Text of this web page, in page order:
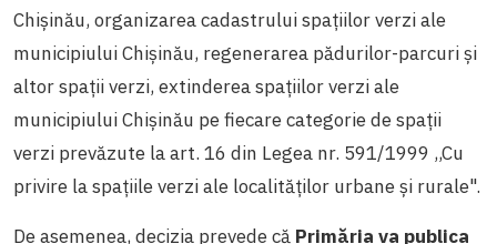
Chișinău, organizarea cadastrului spațiilor verzi ale
municipiului Chișinău, regenerarea pădurilor-parcuri și
altor spații verzi, extinderea spațiilor verzi ale
municipiului Chișinău pe fiecare categorie de spații
verzi prevăzute la art. 16 din Legea nr. 591/1999 ,,Cu
privire la spațiile verzi ale localităților urbane și rurale".
De asemenea, decizia prevede că Primăria va publica